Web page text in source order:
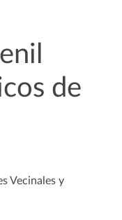
de
Vecinales y